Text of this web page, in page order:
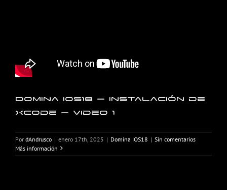
Domina iOS18 – Instalación de
Xcode – Video 1
Por dAndrusco | enero 17th, 2025 | Domina iOS18 | Sin comentarios
Más información